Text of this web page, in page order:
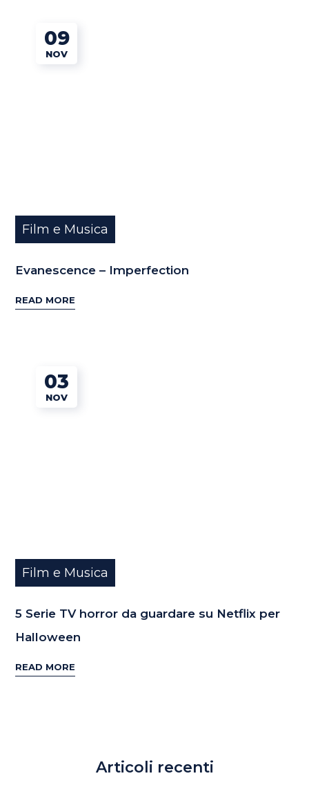
09
NOV
Film e Musica
Evanescence – Imperfection
READ MORE
03
NOV
Film e Musica
5 Serie TV horror da guardare su Netflix per
Halloween
READ MORE
Articoli recenti